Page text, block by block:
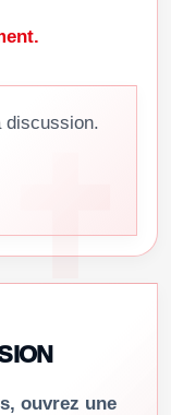
discussion.
ouvrez une